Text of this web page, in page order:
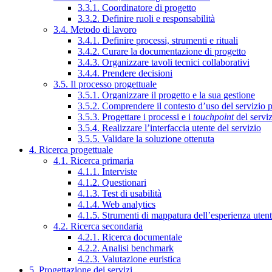
3.3.1. Coordinatore di progetto
3.3.2. Definire ruoli e responsabilità
3.4. Metodo di lavoro
3.4.1. Definire processi, strumenti e rituali
3.4.2. Curare la documentazione di progetto
3.4.3. Organizzare tavoli tecnici collaborativi
3.4.4. Prendere decisioni
3.5. Il processo progettuale
3.5.1. Organizzare il progetto e la sua gestione
3.5.2. Comprendere il contesto d’uso del servizio
3.5.3. Progettare i processi e i touchpointdel
3.5.4. Realizzare l’interfaccia utente del servizio
3.5.5. Validare la soluzione ottenuta
4. Ricerca progettuale
4.1. Ricerca primaria
4.1.1. Interviste
4.1.2. Questionari
4.1.3. Test di usabilità
4.1.4. Web analytics
4.1.5. Strumenti di mappatura dell’esperienza
4.2. Ricerca secondaria
4.2.1. Ricerca documentale
4.2.2. Analisi benchmark
4.2.3. Valutazione euristica
5. Progettazione dei servizi